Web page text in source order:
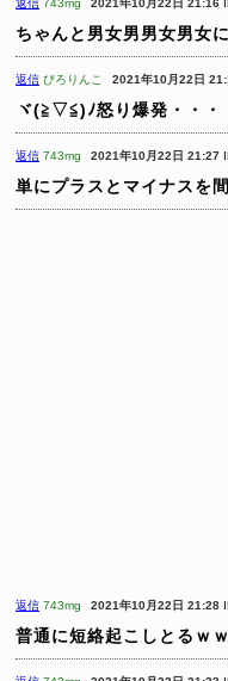
返信 743mg 2021年10月22日 21:16
ちゃんと男女男男女男女
返信 ぴろりんこ 2021年10月22日
ヾ(≧▽≦)ﾉ怒り爆発・・・
返信 743mg 2021年10月22日 21:27
単にプラスとマイナスを
返信 743mg 2021年10月22日 21:28
普通に短絡起こしとるｗ